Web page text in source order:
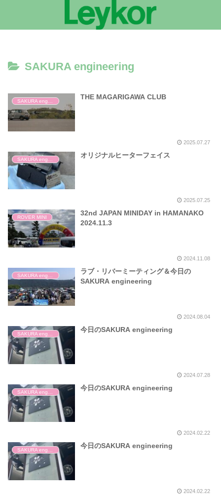
SAKURA engineering
THE MAGARIGAWA CLUB
2025.07.27
オリジナルヒーターフェイス
2025.07.25
ROVER MINI
32nd JAPAN MINIDAY in HAMANAKO
2024.11.3
2024.11.08
ラブ・リバーミーティング＆今日の
SAKURA engineering
2024.08.04
今日のSAKURA engineering
2024.07.28
今日のSAKURA engineering
2024.02.22
SAKURA engineering
今日のSAKURA engineering
2024.02.22